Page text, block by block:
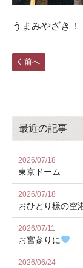
うまみやざき！
前へ
最近の記事
2026/07/18
東京ドーム
2026/07/18
おひとり様の空
2026/07/11
お宮参りに
2026/06/24